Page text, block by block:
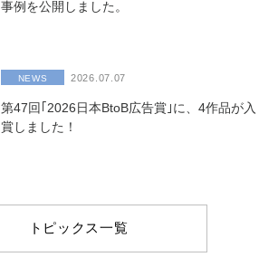
事例を公開しました。
NEWS 2026.07.07
第47回｢2026日本BtoB広告賞｣に、4作品が入
賞しました！
トピックス一覧